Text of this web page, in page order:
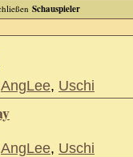
Schauspieler
AngLee, Uschi
AngLee, Uschi